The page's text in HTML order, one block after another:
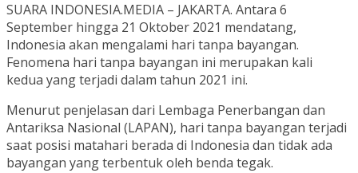
SUARA INDONESIA.MEDIA – JAKARTA. Antara 6
September hingga 21 Oktober 2021 mendatang,
Indonesia akan mengalami hari tanpa bayangan.
Fenomena hari tanpa bayangan ini merupakan kali
kedua yang terjadi dalam tahun 2021 ini.
Menurut penjelasan dari Lembaga Penerbangan dan
Antariksa Nasional (LAPAN), hari tanpa bayangan terjadi
saat posisi matahari berada di Indonesia dan tidak ada
bayangan yang terbentuk oleh benda tegak.